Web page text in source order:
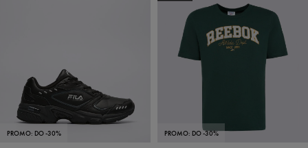
PROMO: DO -30% PROMO: DO -30%